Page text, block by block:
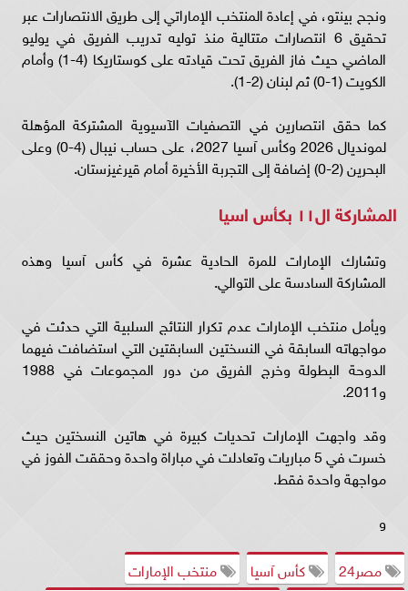
ونجح بينتو، في إعادة المنتخب الإماراتي إلى طريق الانتصارات عبر
تحقيق 6 انتصارات متتالية منذ توليه تدريب الفريق في يوليو
الماضي حيث فاز الفريق تحت قيادته على كوستاريكا (4-1) وأمام
الكويت (1-0) ثم لبنان (2-1).
كما حقق انتصارين في التصفيات الآسيوية المشتركة المؤهلة
لمونديال 2026 وكأس آسيا 2027، على حساب نيبال (4-0) وعلى
البحرين (2-0) إضافة إلى التجربة الأخيرة أمام قيرغيزستان.
المشاركة ال١١ بكأس اسيا
وتشارك الإمارات للمرة الحادية عشرة في كأس آسيا وهذه
المشاركة السادسة على التوالي.
ويأمل منتخب الإمارات عدم تكرار النتائج السلبية التي حدثت في
مواجهاته السابقة في النسختين السابقتين التي استضافت فيهما
الدوحة البطولة وخرج الفريق من دور المجموعات في 1988
و2011.
وقد واجهت الإمارات تحديات كبيرة في هاتين النسختين حيث
خسرت في 5 مباريات وتعادلت في مباراة واحدة وحققت الفوز في
مواجهة واحدة فقط.
و
مصر24
كأس آسيا
منتخب الإمارات